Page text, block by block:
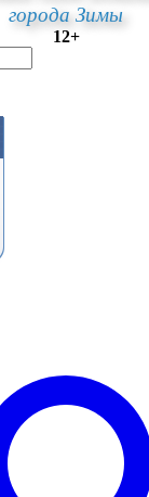
города Зимы
12+